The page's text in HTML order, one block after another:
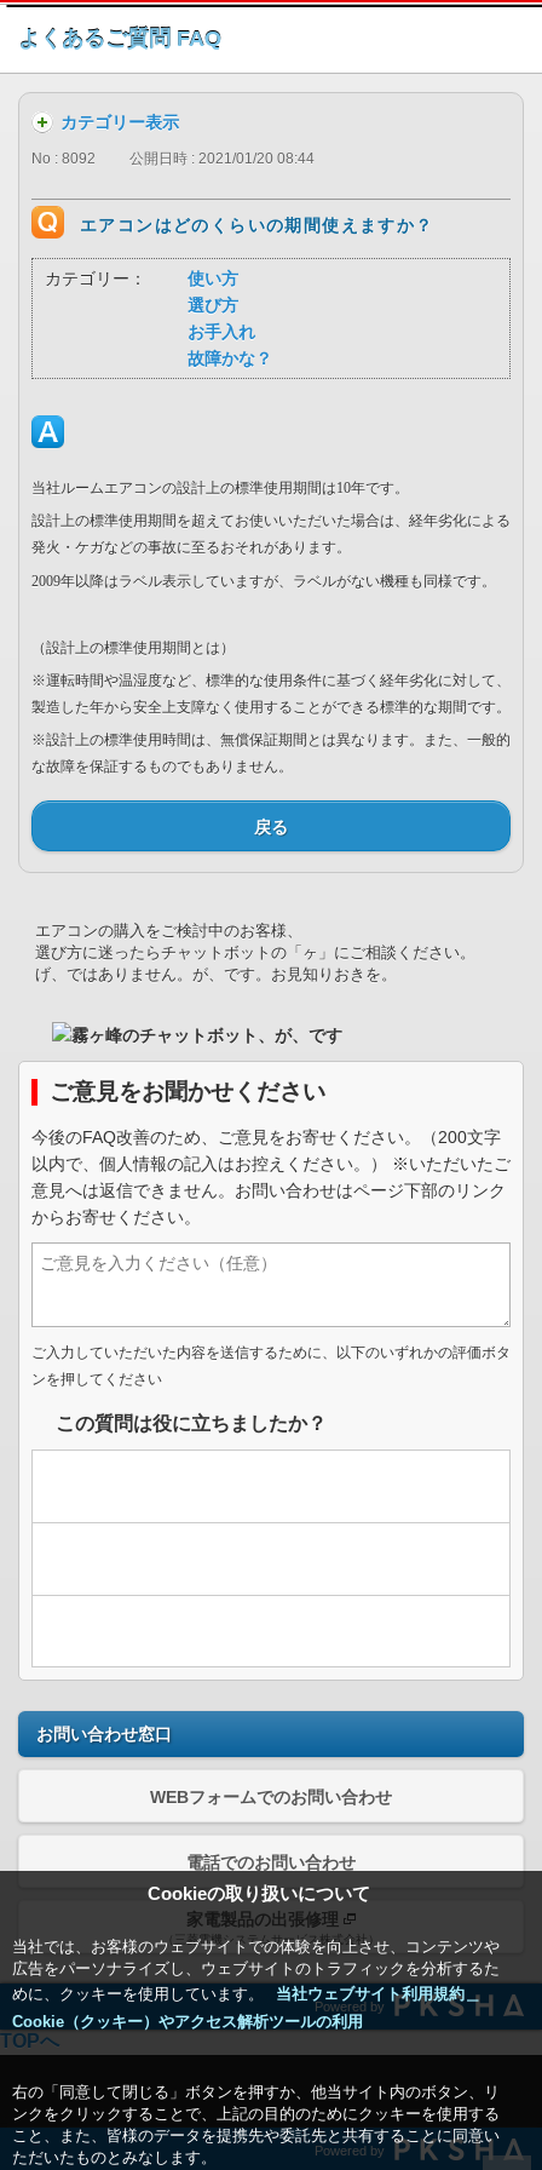
このページの本文へ
よくあるご質問 FAQ
Cookieの取り扱いについて
当社では、お客様のウェブサイトでの体験を向上させ、コンテンツや
広告をパーソナライズし、ウェブサイトのトラフィックを分析するた
めに、クッキーを使用しています。
当社ウェブサイト利用規約＿
Cookie（クッキー）やアクセス解析ツールの利用
右の「同意して閉じる」ボタンを押すか、他当サイト内のボタン、リ
ンクをクリックすることで、上記の目的のためにクッキーを使用する
こと、また、皆様のデータを提携先や委託先と共有することに同意い
ただいたものとみなします。
カテゴリー表示
No : 8092 公開日時 : 2021/01/20 08:44
エアコンはどのくらいの期間使えますか？
カテゴリー：
使い方
選び方
お手入れ
故障かな？
当社ルームエアコンの設計上の標準使用期間は10年です。
設計上の標準使⽤期間を超えてお使いいただいた場合は、経年劣化による
発火・ケガなどの事故に至るおそれがあります。
2009年以降はラベル表示していますが、ラベルがない機種も同様です。
（設計上の標準使用期間とは）
※運転時間や温湿度など、標準的な使用条件に基づく経年劣化に対して、
製造した年から安全上支障なく使用することができる標準的な期間です。
※設計上の標準使用時間は、無償保証期間とは異なります。また、一般的
な故障を保証するものでもありません。
戻る
エアコンの購入をご検討中のお客様、
選び方に迷ったらチャットボットの「ヶ」にご相談ください。
げ、ではありません。が、です。お見知りおきを。
ご意見をお聞かせください
今後のFAQ改善のため、ご意見をお寄せください。（200文字
以内で、個人情報の記入はお控えください。） ※いただいたご
意見へは返信できません。お問い合わせはページ下部のリンク
からお寄せください。
ご入力していただいた内容を送信するために、以下のいずれかの評価ボタ
ンを押してください
この質問は役に立ちましたか？
お問い合わせ窓口
WEBフォームでのお問い合わせ
電話でのお問い合わせ
家電製品の出張修理
（三菱電機システムサービス株式会社）
Powered by
TOPへ
Powered by